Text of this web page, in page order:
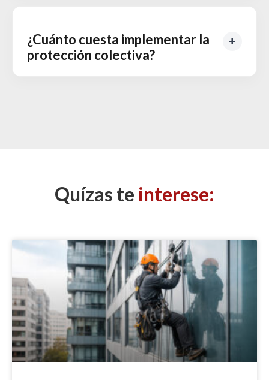
¿Cuánto cuesta implementar la
protección colectiva?
Quízas te interese: